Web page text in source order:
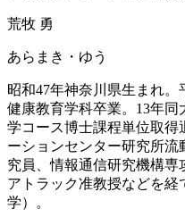
荒牧 勇
あらまき・ゆう
昭和47年神奈川県生まれ
健康教育学科卒業。13年
学コース博士課程単位取得
ーションセンター研究所
究員、情報通信研究機構専
アトラック准教授などを経
学）。